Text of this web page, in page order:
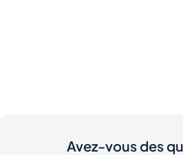
Avez-vous des